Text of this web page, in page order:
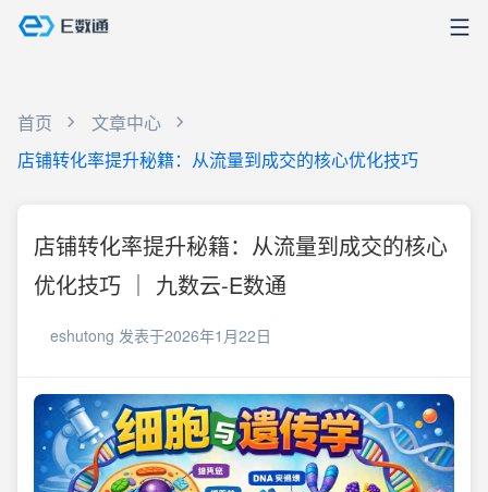
首页
文章中心
店铺转化率提升秘籍：从流量到成交的核心优化技巧
店铺转化率提升秘籍：从流量到成交的核心
优化技巧 ｜ 九数云-E数通
eshutong 发表于2026年1月22日